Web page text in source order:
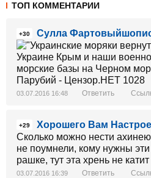
ТОП КОММЕНТАРИИ
+30 Сулла
03.07.2016 16:48 Ответить
+29
Хорошего Вам
Сколько можно нести
не поумнели, кому нужны
рашке, тут эта хрень не катит
03.07.2016 16:39 Ответить